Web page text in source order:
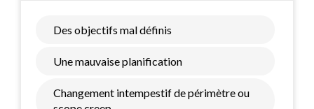
Des objectifs mal définis
Une mauvaise planification
Changement intempestif de périmètre ou